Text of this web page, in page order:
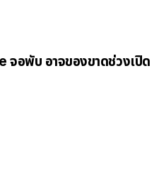
จอพับ อาจของขาดช่วงเปิด